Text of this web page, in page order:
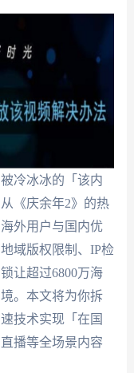
冷冰冰的「该内
《庆余年2》的热
外用户与国内优
域版权限制、IP检
让超过6800万海
。本文将为你拆
技术实现「在国
播等全场景内容